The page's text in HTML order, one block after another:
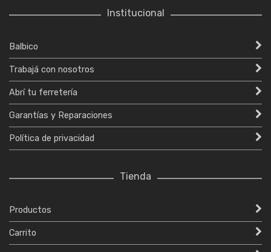
Institucional
Balbico
Trabajá con nosotros
Abrí tu ferretería
Garantías y Reparaciones
Política de privacidad
Tienda
Productos
Carrito